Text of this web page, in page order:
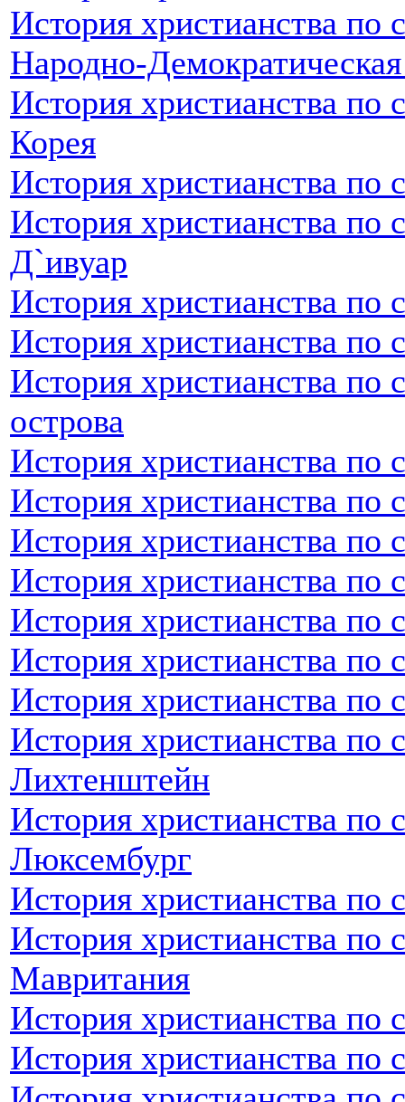
История христианства по
Народно-
История христианства по
Корея
История христианства по
История христианства по
Д`ивуар
История христианства по
История христианства по
История христианства по
острова
История христианства по
История христианства по
История христианства по
История христианства по
История христианства по
История христианства по
История христианства по
История христианства по
Лихтенштейн
История христианства по
Люксембург
История христианства
История христианства по
Мавритания
История христианства по
История христианства